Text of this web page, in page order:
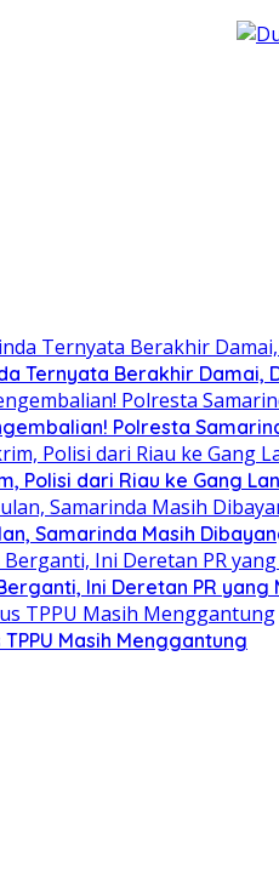
Ternyata Berakhir Damai,
Polresta
Polisi dari Riau ke Gang
Samarinda Masih
Ini Deretan PR yang
Masih Menggantung